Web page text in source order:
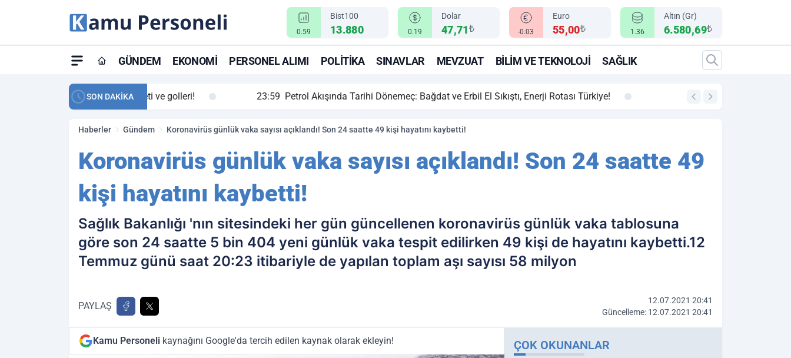
0.59
Bist100
13.880 0.19
Dolar
47,71₺ -0.03
Euro
55,00₺ 1.36
Altın (Gr)
6.580,69₺
GÜNDEM EKONOMI PERSONEL ALIMI POLITIKA SINAVLAR MEVZUAT BILIM VE TEKNOLOJI SAĞLIK
SON DAKİKA
maç özeti ve golleri! 23:59 Petrol Akışında Tarihi Dönemeç: Bağdat ve Erbil El Sıkıştı, Enerji Rotası Türkiye! 00:12
Haberler Gündem Koronavirüs günlük vaka sayısı açıklandı! Son 24 saatte 49 kişi hayatını kaybetti!
Koronavirüs günlük vaka sayısı açıklandı! Son 24 saatte 49
kişi hayatını kaybetti!
Sağlık Bakanlığı 'nın sitesindeki her gün güncellenen koronavirüs günlük vaka tablosuna
göre son 24 saatte 5 bin 404 yeni günlük vaka tespit edilirken 49 kişi de hayatını kaybetti.12
Temmuz günü saat 20:23 itibariyle de yapılan toplam aşı sayısı 58 milyon
PAYLAŞ
12.07.2021 20:41
Güncelleme: 12.07.2021 20:41
Kamu Personeli kaynağını Google'da tercih edilen kaynak olarak ekleyin! ÇOK OKUNANLAR